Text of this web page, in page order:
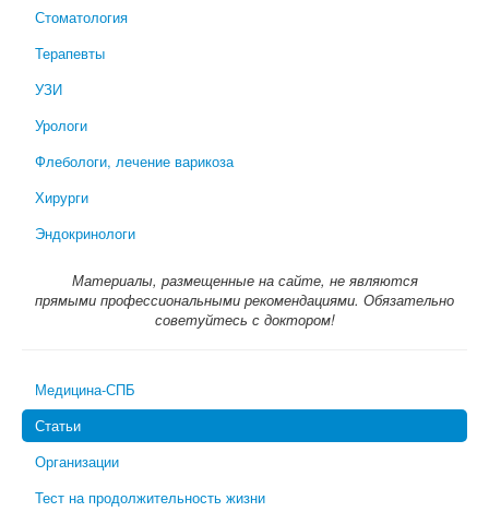
Стоматология
Терапевты
УЗИ
Урологи
Флебологи, лечение варикоза
Хирурги
Эндокринологи
Материалы, размещенные на сайте, не являются
прямыми профессиональными рекомендациями. Обязательно
советуйтесь с доктором!
Медицина-СПБ
Статьи
Организации
Тест на продолжительность жизни